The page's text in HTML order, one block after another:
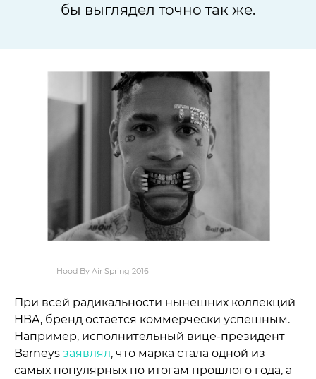
бы выглядел точно так же.
Hood By Air Spring 2016
При всей радикальности нынешних коллекций
HBA, бренд остается коммерчески успешным.
Например, исполнительный вице-президент
Barneys заявлял, что марка стала одной из
самых популярных по итогам прошлого года, а